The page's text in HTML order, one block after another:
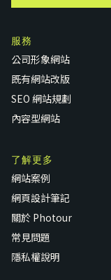
服務
公司形象網站
既有網站改版
SEO 網站規劃
內容型網站
了解更多
網站案例
網頁設計筆記
關於 Photour
常見問題
隱私權說明